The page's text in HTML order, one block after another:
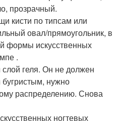
прозрачный.
кисти по типсам или
овал/прямоугольник, в
формы искусственных
.
геля. Он не должен
нужно
распределению. Снова
ногтевых